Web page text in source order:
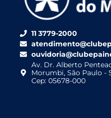
11 3779-2000
Av. Dr. Alberto
Morumbi, São Paulo -
Cep: 05678-000